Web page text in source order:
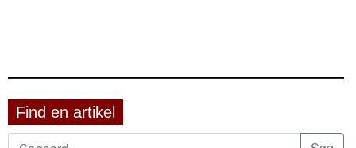
Find en artikel